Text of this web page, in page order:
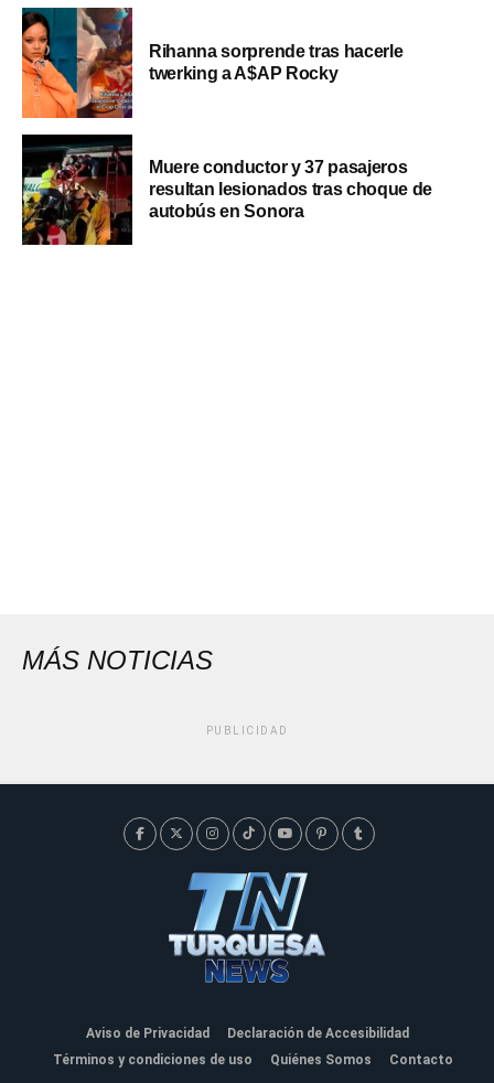
Rihanna sorprende tras hacerle
twerking a A$AP Rocky
Muere conductor y 37 pasajeros
resultan lesionados tras choque de
autobús en Sonora
MÁS NOTICIAS
PUBLICIDAD
Aviso de Privacidad
Declaración de Accesibilidad
Términos y condiciones de uso
Quiénes Somos Contacto